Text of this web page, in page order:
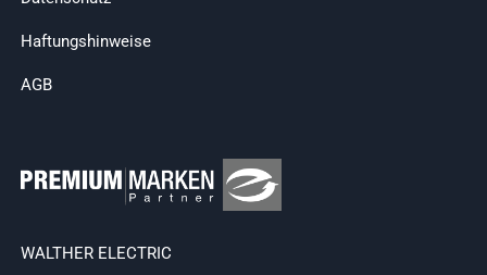
Haftungshinweise
AGB
WALTHER ELECTRIC